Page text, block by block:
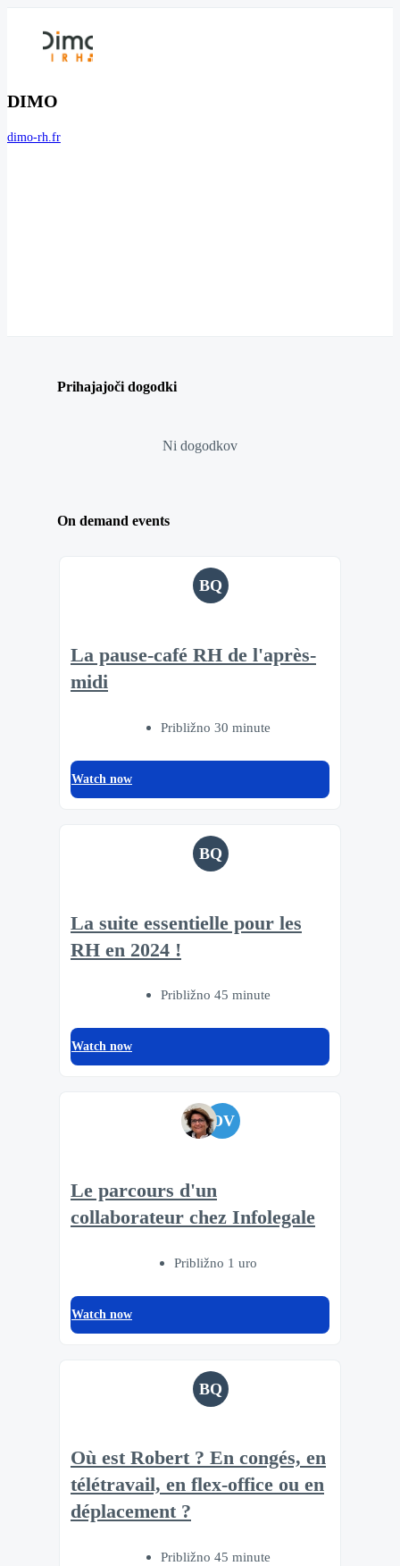
DIMO
dimo-rh.fr
Prihajajoči dogodki
Ni dogodkov
On demand events
BQ
La pause-café RH de l'après-
midi
Približno 30 minute
Watch now
BQ
La suite essentielle pour les
RH en 2024 !
Približno 45 minute
Watch now
OV
Le parcours d'un
collaborateur chez Infolegale
Približno 1 uro
Watch now
BQ
Où est Robert ? En congés, en
télétravail, en flex-office ou en
déplacement ?
Približno 45 minute